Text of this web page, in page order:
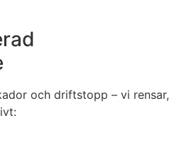
och driftstopp – vi rensar,